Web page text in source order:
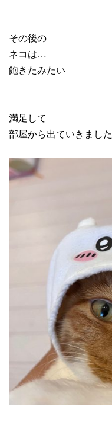
その後の
ネコは…
飽きたみたい
満足して
部屋から出ていきました